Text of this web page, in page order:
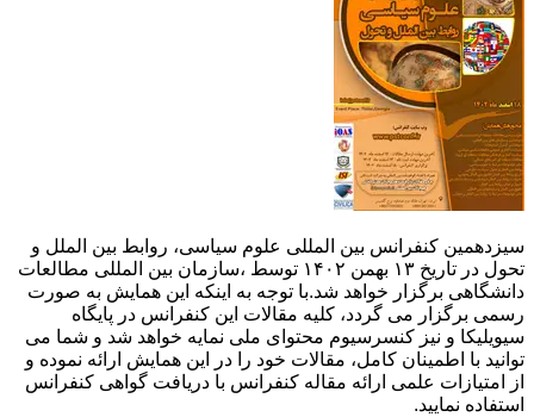
سیزدهمین کنفرانس بین المللی علوم سیاسی، روابط بین الملل و
تحول در تاریخ ۱۳ بهمن ۱۴۰۲ توسط ،سازمان بین المللی مطالعات
دانشگاهی برگزار خواهد شد.با توجه به اینکه این همایش به صورت
رسمی برگزار می گردد، کلیه مقالات این کنفرانس در پایگاه
سیویلیکا و نیز کنسرسیوم محتوای ملی نمایه خواهد شد و شما می
توانید با اطمینان کامل، مقالات خود را در این همایش ارائه نموده و
از امتیازات علمی ارائه مقاله کنفرانس با دریافت گواهی کنفرانس
استفاده نمایید.